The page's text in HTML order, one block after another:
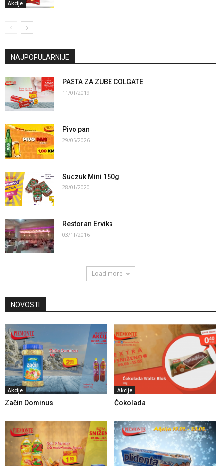
Akcije
NAJPOPULARNIJE
PASTA ZA ZUBE COLGATE
11/01/2019
Pivo pan
29/06/2026
Sudzuk Mini 150g
28/01/2020
Restoran Erviks
03/11/2016
Load more
NOVOSTI
Akcije
Začin Dominus
Akcije
Čokolada